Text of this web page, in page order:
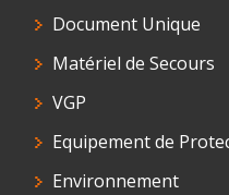
Document Unique
Matériel de Secours
VGP
Equipement de
Environnement